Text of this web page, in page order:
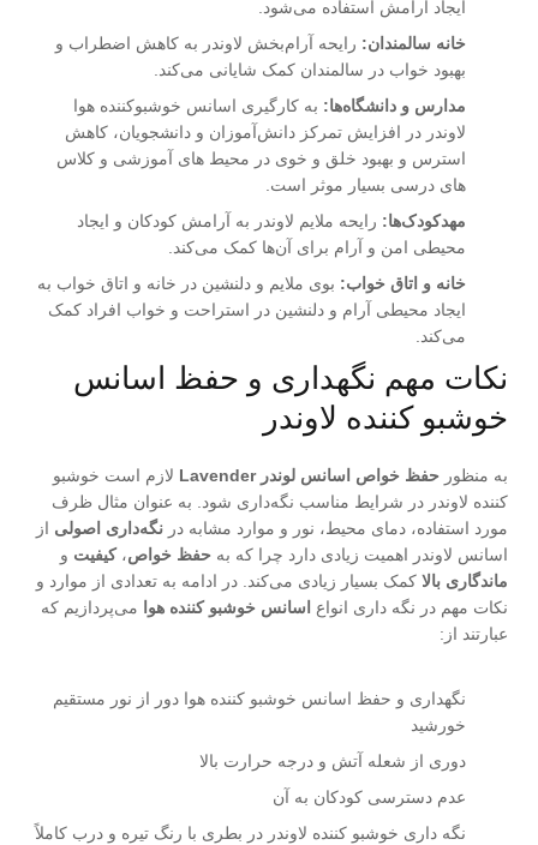
ایجاد آرامش استفاده می‌شود.
خانه سالمندان: رایحه آرام‌بخش لاوندر به کاهش اضطراب و
بهبود خواب در سالمندان کمک شایانی می‌کند.
مدارس و دانشگاه‌ها: به کارگیری اسانس خوشبوکننده هوا
لاوندر در افزایش تمرکز دانش‌آموزان و دانشجویان، کاهش
استرس و بهبود خلق و خوی در محیط های آموزشی و کلاس
های درسی بسیار موثر است.
مهدکودک‌ها: رایحه ملایم لاوندر به آرامش کودکان و ایجاد
محیطی امن و آرام برای آن‌ها کمک می‌کند.
خانه و اتاق خواب: بوی ملایم و دلنشین در خانه و اتاق خواب به
ایجاد محیطی آرام و دلنشین در استراحت و خواب افراد کمک
می‌کند.
نکات مهم نگهداری و حفظ اسانس
خوشبو کننده لاوندر
به منظور حفظ خواص اسانس لوندر Lavender
لازم است خوشبو
کننده لاوندر در شرایط مناسب نگه‌داری شود. به عنوان مثال ظرف
مورد استفاده، دمای محیط، نور و موارد مشابه در نگه‌داری اصولی از
اسانس لاوندر اهمیت زیادی دارد چرا که به حفظ خواص،کیفیت و
ماندگاری بالا کمک بسیار زیادی می‌کند. در ادامه به تعدادی از موارد و
نکات مهم در نگه داری انواع
اسانس خوشبو کننده هوا
می‌پردازیم که
عبارتند از:
نگهداری و حفظ اسانس خوشبو کننده هوا دور از نور مستقیم
خورشید
دوری از شعله آتش و درجه حرارت بالا
عدم دسترسی کودکان به آن
نگه داری خوشبو کننده لاوندر در بطری با رنگ تیره و درب کاملاً